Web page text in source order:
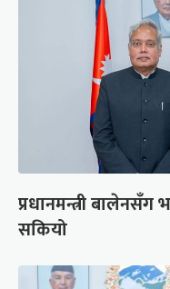
प्रधानमन्त्री बालेनसँग
सकियो